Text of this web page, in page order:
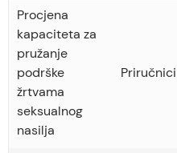
Procjena
kapaciteta za
pružanje
podrške
žrtvama
seksualnog
nasilja
Priručnici